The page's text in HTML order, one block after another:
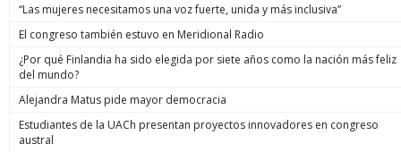
“Las mujeres necesitamos una voz fuerte, unida y más inclusiva”
El congreso también estuvo en Meridional Radio
¿Por qué Finlandia ha sido elegida por siete años como la nación más feliz
del mundo?
Alejandra Matus pide mayor democracia
Estudiantes de la UACh presentan proyectos innovadores en congreso
austral